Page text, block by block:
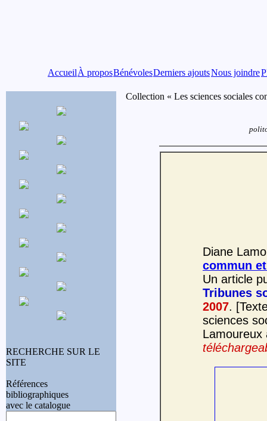
AccueilÀ proposBénévolesDerniers ajoutsNous joindre
RECHERCHE SUR LE
SITE
Références
bibliographiques
avec le catalogue
Collection « Les sciences sociales
Diane
commun
Un article
Tribunes
2007.
sciences